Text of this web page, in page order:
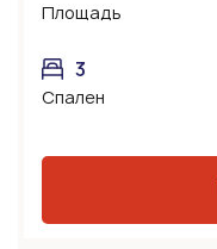
Площадь
3
Спален